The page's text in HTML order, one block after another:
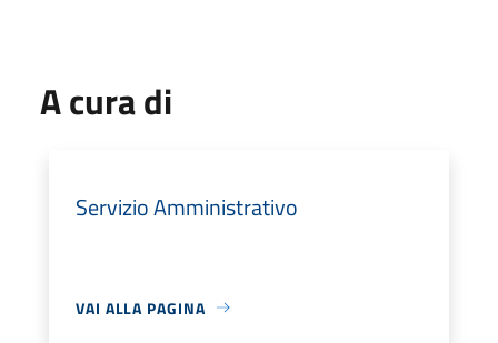
A cura di
Servizio Amministrativo
VAI ALLA PAGINA